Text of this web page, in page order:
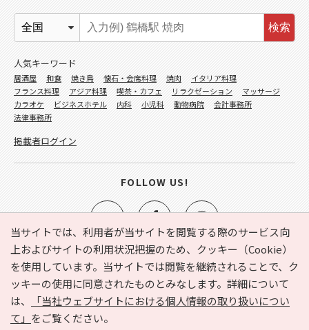
当サイトでは、利用者が当サイトを閲覧する際のサービス向
上およびサイトの利用状況把握のため、クッキー（Cookie）
を使用しています。当サイトでは閲覧を継続されることで、ク
ッキーの使用に同意されたものとみなします。詳細について
は、
「当社ウェブサイトにおける個人情報の取り扱いについ
て」 をご覧ください。
e-NAVITA（イーナビタ）とは？ お気に入り
ヘルプ
利用規約
個人情報の取り扱いについて
運営会社
サイトマップ
広告掲載に関するお問い合わせ
検索
人気キーワード
居酒屋 和食 焼き鳥 懐石・会席料理 焼肉
イタリア料理
フランス料理
アジア料理 喫茶・カフェ リラクゼーション
マッサージ
カラオケ
ビジネスホテル 内科 小児科 動物病院
会計事務所
法律事務所
掲載者ログイン
FOLLOW US!